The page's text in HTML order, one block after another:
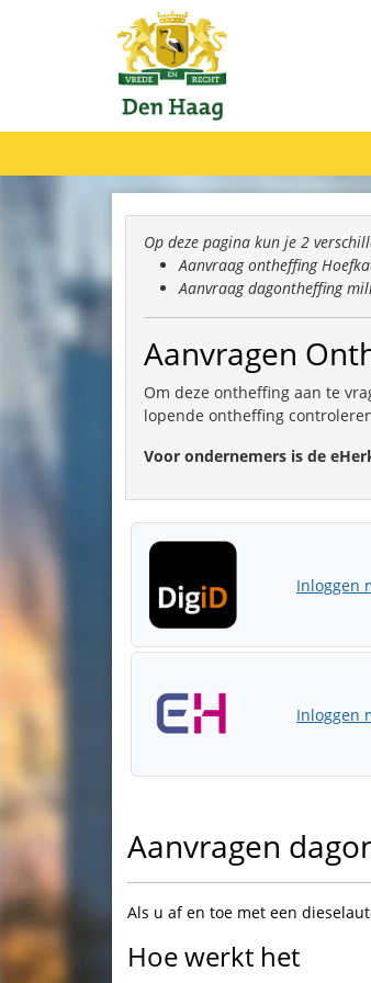
Op deze pagina kun je 2
Aanvraag ontheffing
Aanvraag dagontheffing
Aanvragen
Om deze ontheffing aan te
lopende ontheffing
Voor ondernemers is de
Inloggen
Inloggen
Aanvragen
Als u af en toe met een
Hoe werkt het